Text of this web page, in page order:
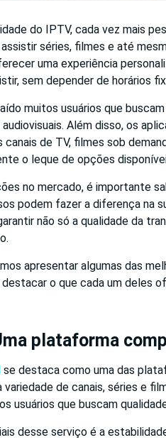
do IPTV, cada vez mais
séries, filmes e até
uma experiência
sem depender de horários
muitos usuários que
Além disso, os
de TV, filmes sob
o leque de opções
no mercado, é importante
podem fazer a diferença na
não só a qualidade da
apresentar algumas das
o que cada um deles
plataforma
se destaca como uma das
variedade de canais, séries e
usuários que buscam
desse serviço é a